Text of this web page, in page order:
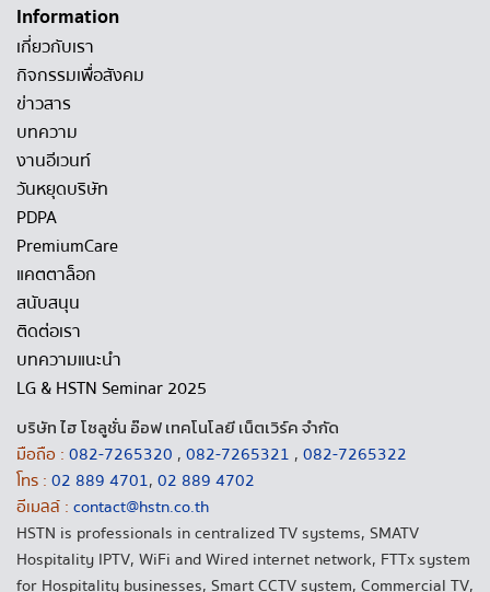
Information
เกี่ยวกับเรา
กิจกรรมเพื่อสังคม
ข่าวสาร
บทความ
งานอีเวนท์
วันหยุดบริษัท
PDPA
PremiumCare
แคตตาล็อก
สนับสนุน
ติดต่อเรา
บทความแนะนำ
LG & HSTN Seminar 2025
บริษัท ไฮ โซลูชั่น อ๊อฟ เทคโนโลยี เน็ตเวิร์ค จำกัด
มือถือ : 082-7265320 , 082-7265321 , 082-7265322
โทร : 02 889 4701, 02 889 4702
อีเมลล์ : contact@hstn.co.th
HSTN is professionals in centralized TV systems, SMATV
Hospitality IPTV, WiFi and Wired internet network, FTTx system
for Hospitality businesses, Smart CCTV system, Commercial TV,